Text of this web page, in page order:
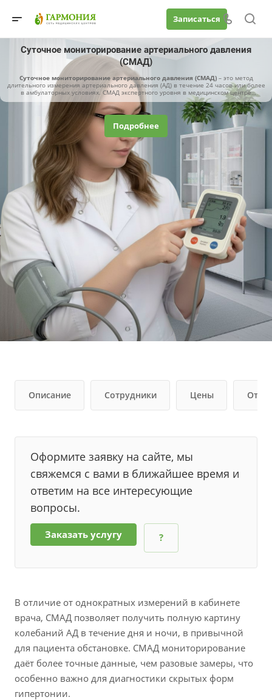
Записаться
Суточное мониторирование артериального давления
(СМАД)
Суточное мониторирование артериального давления (СМАД)– это метод
длительного измерения артериального давления (АД) в течение 24 часов или более
в амбулаторных условиях. СМАД экспертного уровня в медицинском центре
«Гармония».
Подробнее
Описание Сотрудники Цены
Оформите заявку на сайте, мы
свяжемся с вами в ближайшее время и
ответим на все интересующие
вопросы.
Заказать услугу ?
В отличие от однократных измерений в кабинете
врача, СМАД позволяет получить полную картину
колебаний АД в течение дня и ночи, в привычной
для пациента обстановке. СМАД мониторирование
даёт более точные данные, чем разовые замеры, что
особенно важно для диагностики скрытых форм
гипертонии.